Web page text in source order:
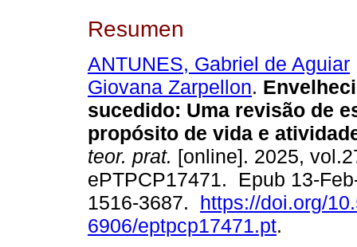
Resumen
ANTUNES, Gabriel de Aguiar
Giovana Zarpellon.
sucedido: Uma revisão de
propósito de vida e
teor. prat. [online]. 2025,
ePTPCP17471. Epub 13-
1516-3687. https://doi.org/
6906/eptpcp17471.pt.